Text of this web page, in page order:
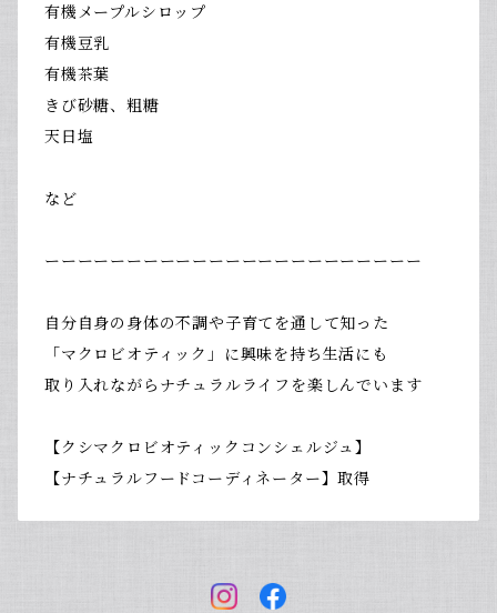
有機メープルシロップ
有機豆乳
有機茶葉
きび砂糖、粗糖
天日塩
など
ーーーーーーーーーーーーーーーーーーーーーーー
自分自身の身体の不調や子育てを通して知った
「マクロビオティック」に興味を持ち生活にも
取り入れながらナチュラルライフを楽しんでいます
【クシマクロビオティックコンシェルジュ】
【ナチュラルフードコーディネーター】取得